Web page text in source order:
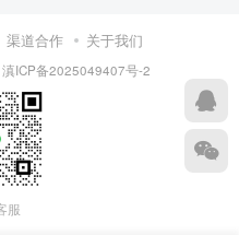
渠道合作 关于我们
滇ICP备2025049407号-2
服